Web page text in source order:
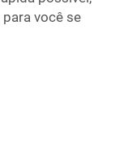
você se